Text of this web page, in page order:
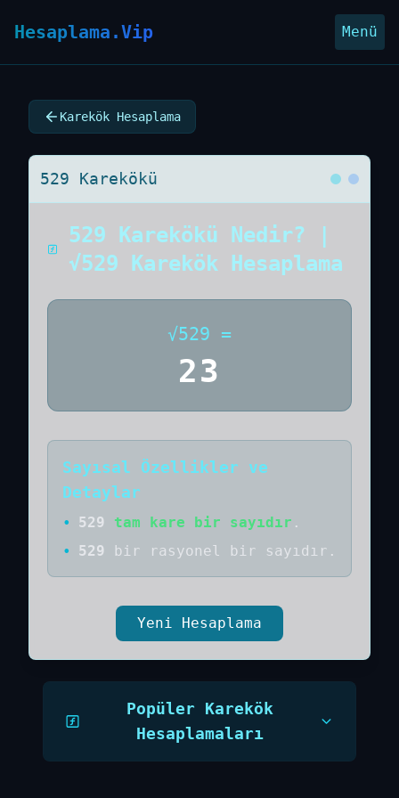
Hesaplama.Vip Menü
Karekök Hesaplama
529 Karekökü
529 Karekökü Nedir? |
√529 Karekök Hesaplama
√529 =
23
Sayısal Özellikler ve
Detaylar
• 529 tam kare bir sayıdır .
•
529 bir rasyonel bir sayıdır .
Yeni Hesaplama
Popüler Karekök
Hesaplamaları